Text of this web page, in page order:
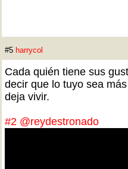
#5 harrycol
Cada quién tiene sus
decir que lo tuyo sea
deja vivir.
#2 @reydestronado